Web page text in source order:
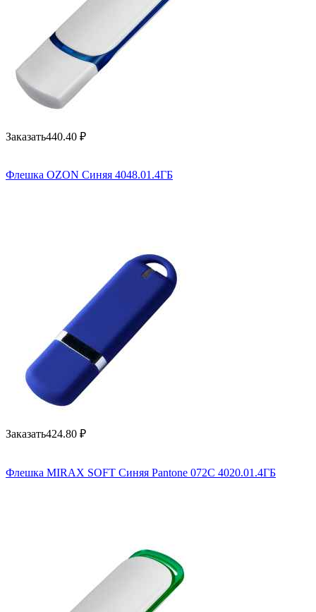
Заказать440.40 ₽
Флешка OZON Синяя 4048.01.4ГБ
Заказать424.80 ₽
Флешка MIRAX SOFT Синяя Pantone 072C 4020.01.4ГБ